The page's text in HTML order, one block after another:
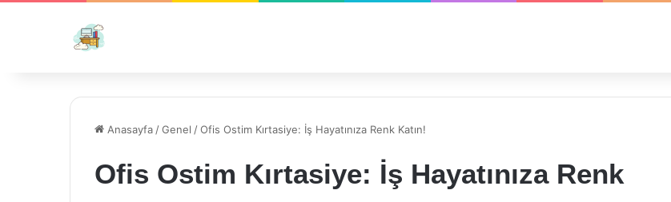
Anasayfa /Genel /Ofis Ostim Kırtasiye: İş Hayatınıza Renk Katın!
Ofis Ostim Kırtasiye: İş Hayatınıza Renk